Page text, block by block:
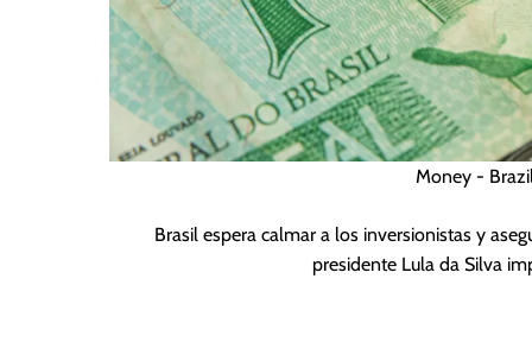
Money -
Brasil espera calmar a los inversionistas y
presidente Lula da Silva